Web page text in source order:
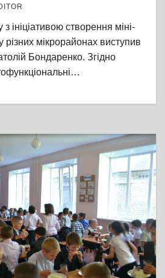
ініціативою створення міні-
різних мікрорайонах виступив
Бондаренко. Згідно